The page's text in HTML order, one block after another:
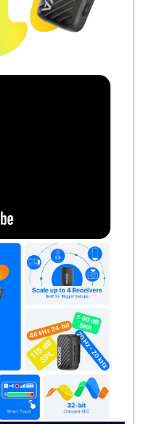
sayesinde gün
güvenilir ve
BOYAMIC 2